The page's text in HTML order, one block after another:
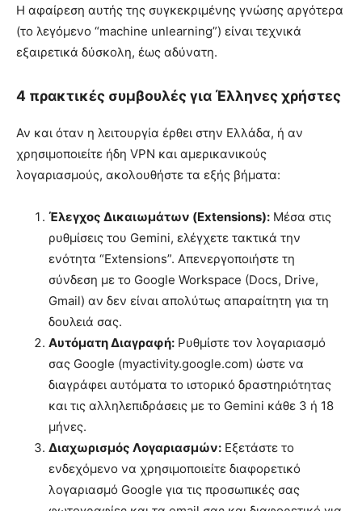
Η αφαίρεση αυτής της συγκεκριμένης γνώσης αργότερα
(το λεγόμενο “machine unlearning”) είναι τεχνικά
εξαιρετικά δύσκολη, έως αδύνατη.
4 πρακτικές συμβουλές για Έλληνες χρήστες
Αν και όταν η λειτουργία έρθει στην Ελλάδα, ή αν
χρησιμοποιείτε ήδη VPN και αμερικανικούς
λογαριασμούς, ακολουθήστε τα εξής βήματα:
Έλεγχος Δικαιωμάτων (Extensions): Μέσα στις
ρυθμίσεις του Gemini, ελέγχετε τακτικά την
ενότητα “Extensions”. Απενεργοποιήστε τη
σύνδεση με το Google Workspace (Docs, Drive,
Gmail) αν δεν είναι απολύτως απαραίτητη για τη
δουλειά σας.
Αυτόματη Διαγραφή: Ρυθμίστε τον λογαριασμό
σας Google (myactivity.google.com) ώστε να
διαγράφει αυτόματα το ιστορικό δραστηριότητας
και τις αλληλεπιδράσεις με το Gemini κάθε 3 ή 18
μήνες.
Διαχωρισμός Λογαριασμών: Εξετάστε το
ενδεχόμενο να χρησιμοποιείτε διαφορετικό
λογαριασμό Google για τις προσωπικές σας